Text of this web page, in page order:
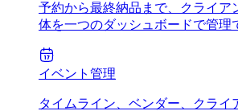
予約から最終納品まで、クライア
体を一つのダッシュボードで管理
イベント管理
タイムライン、ベンダー、クライ